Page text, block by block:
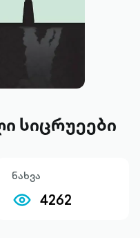
სიცრუეები
ნახვა
4262